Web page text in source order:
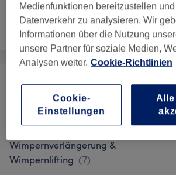
Haarentfernung Gesicht
Augenbrauen & Wimpern Färben (6)
Augenbrauen Formen & Design )
Wimpernverlängerung &
Wimpernlifting (7)
Medienfunktionen bereitzustellen
Datenverkehr zu analysieren. Wir
Informationen über die Nutzung
unsere Partner für soziale Medien,
Analysen weiter. Cookie-Richtlinien
Cookie-
Einstellungen